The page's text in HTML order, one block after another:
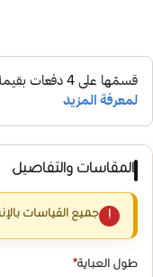
المقاسات والتفاصيل
جميع القياسات
طول العباية*